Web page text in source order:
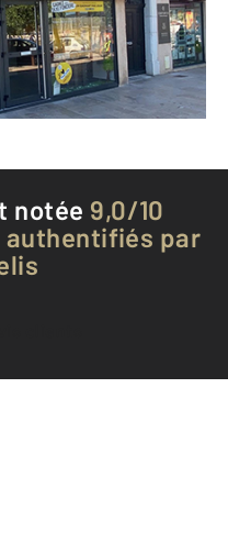
message
à l'agence
notée 9,0/10
authentifiés par
clients